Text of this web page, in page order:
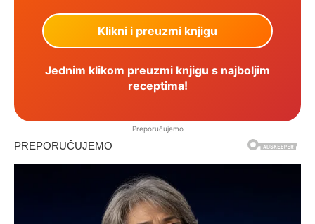
Jednim klikom preuzmi knjigu s najboljim
receptima!
Preporučujemo